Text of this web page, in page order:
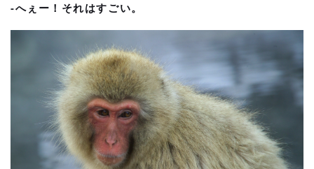
-へぇー！それはすごい。